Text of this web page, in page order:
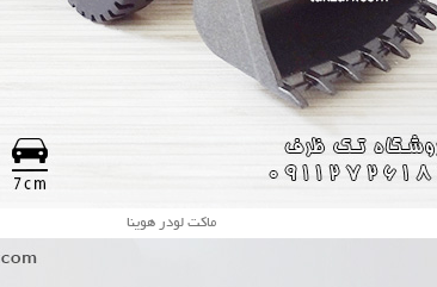
ماکت لودر هوینا